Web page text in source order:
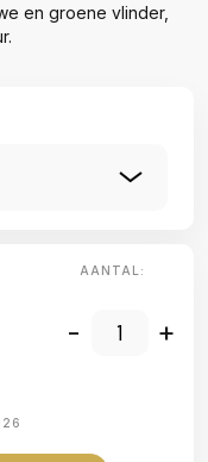
en groene vlinder,
AANTAL:
- +